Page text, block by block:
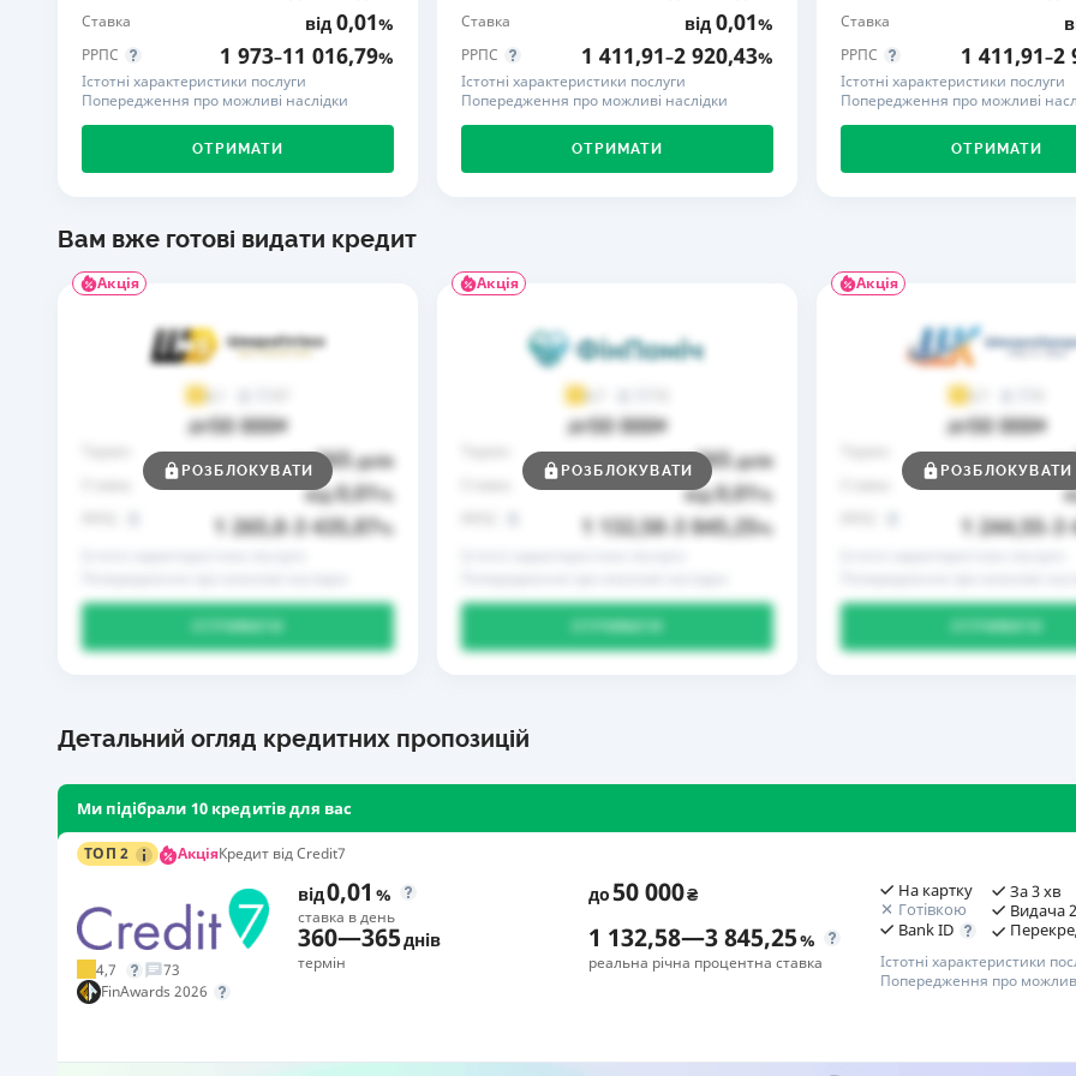
КАРТОК
ЩОМІСЯЧНИЙ ОГЛЯД
КЕШБЕКУ
ВСІ
Ставка від 0,01%
РРПС 1 973–11 016,79%
Істотні характеристики послуги
Попередження про можливі наслідки
ОТРИМАТИ
Ставка від 0,01%
РРПС 1 411,91–2 920,43%
Істотні характеристики послуги
Попередження про можливі наслідки
ОТРИМАТИ
Ставка
РРПС 1 411,91–2
Істотні характеристики послуги
Попередження про можливі
ОТРИМАТИ
Вам вже готові видати кредит
Акція
4,1
до50 000₴
до 365днів
від0,01%
1 265,8 3 435,87%
РОЗБЛОКУВАТИ
Акція
4,7
до50 000₴
до 365днів
від0,01%
1 132,58 3 845,25%
РОЗБЛОКУВАТИ
Акція
3,7
до50 000₴
до
1 244,55 3
РОЗБЛОКУВАТИ
Детальний огляд кредитних пропозицій
Ми підібрали 10 кредитів для вас
ТОП 2 АкціяКредит від Credit7
4,7
73
FinAwards 2026
від0,01 %
ставка в день
до50 000₴
360—365днів
термін
1 132,58—3 845,25%
реальна річна процентна ставка
На картку
Готівкою
Bank ID
За 3 хв
Видача
Істотні характеристики
Попередження про
Акція: «Кешбек за друга»